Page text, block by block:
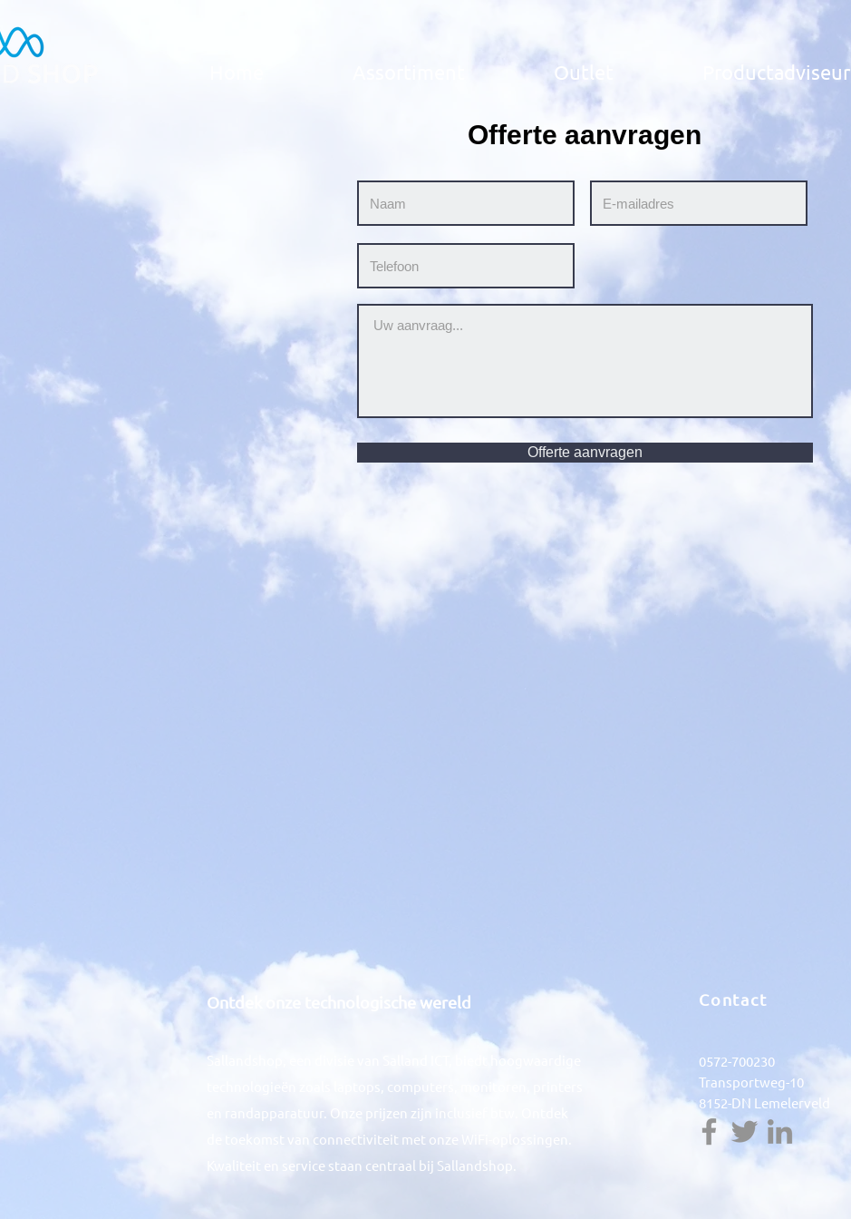
Outlet Productadviseur
Offerte aanvragen
Offerte aanvragen
Ontdek onze technolog ische wereld
Sallandshop, een divisie van Salland ICT, biedt hoogwaardige
technologieën zoals laptops, computers, monitoren, printers
en randapparatuur. Onze prijzen zijn inclusief btw. Ontdek
de toekomst van connectiviteit met onze WiFi-oplossingen.
Kwaliteit en service staan centraal bij Sallandshop.
Contact
0572-700230
Transportweg-10
8152-DN Lemelerveld